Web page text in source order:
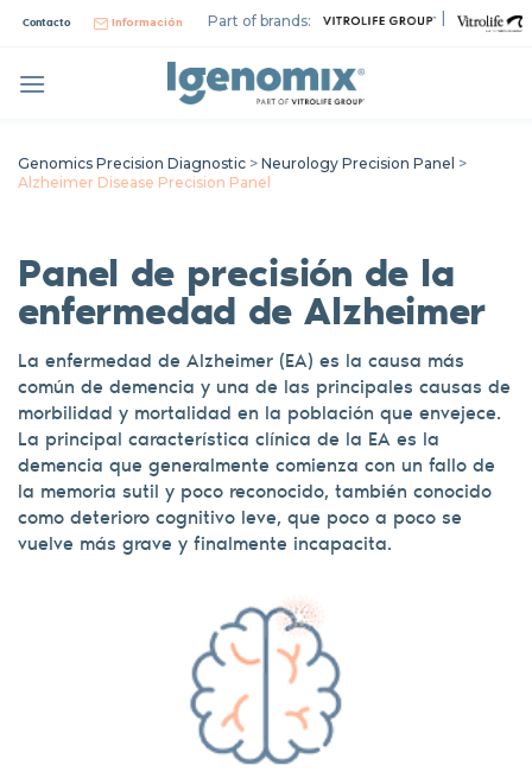
Contacto Información Part of brands:
Genomics Precision Diagnostic > Neurology Precision Panel >
Alzheimer Disease Precision Panel
Panel de precisión de la
enfermedad de Alzheimer
La enfermedad de Alzheimer (EA) es la causa más
común de demencia y una de las principales causas de
morbilidad y mortalidad en la población que envejece.
La principal característica clínica de la EA es la
demencia que generalmente comienza con un fallo de
la memoria sutil y poco reconocido, también conocido
como deterioro cognitivo leve, que poco a poco se
vuelve más grave y finalmente incapacita.